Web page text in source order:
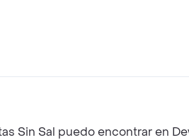
Sin Sal puedo encontrar en